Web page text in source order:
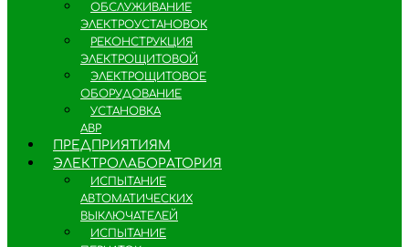
ОБСЛУЖИВАНИЕ
ЭЛЕКТРОУСТАНОВОК
РЕКОНСТРУКЦИЯ
ЭЛЕКТРОЩИТОВОЙ
ЭЛЕКТРОЩИТОВОЕ
ОБОРУДОВАНИЕ
УСТАНОВКА
АВР
ПРЕДПРИЯТИЯМ
ЭЛЕКТРОЛАБОРАТОРИЯ
ИСПЫТАНИЕ
АВТОМАТИЧЕСКИХ
ВЫКЛЮЧАТЕЛЕЙ
ИСПЫТАНИЕ